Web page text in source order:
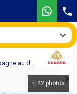
Croisière Queen Anne : Royaume-Uni, France, Espagne au départ de Southampton
+ 42 photos